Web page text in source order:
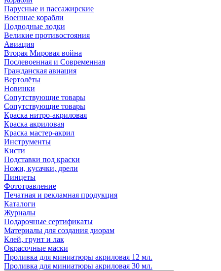
Парусные и пассажирские
Военные корабли
Подводные лодки
Великие противостояния
Авиация
Вторая Мировая война
Послевоенная и Современная
Гражданская авиация
Вертолёты
Новинки
Сопутствующие товары
Сопутствующие товары
Краска нитро-акриловая
Краска акриловая
Краска мастер-акрил
Инструменты
Кисти
Подставки под краски
Ножи, кусачки, дрели
Пинцеты
Фототравление
Печатная и рекламная продукция
Каталоги
Журналы
Подарочные сертификаты
Материалы для создания диорам
Клей, грунт и лак
Окрасочные маски
Проливка для миниатюры акриловая 12 мл.
Проливка для миниатюры акриловая 30 мл.